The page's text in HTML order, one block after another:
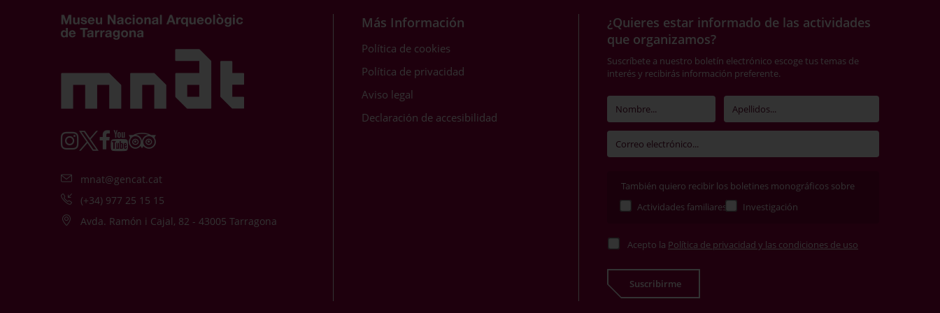
mnat@gencat.cat
(+34) 977 25 15 15
Avda. Ramón i Cajal, 82 - 43005 Tarragona
Más Información
Política de cookies
Política de privacidad
Aviso legal
Declaración de accesibilidad
¿Quieres estar informado de las actividades
que organizamos?
Suscríbete a nuestro boletín electrónico escoge tus temas de
interés y recibirás información preferente.
También quiero recibir los boletines monográficos sobre
Actividades familiares
Investigación
Acepto la Política de privacidad y las condiciones de uso
Suscribirme